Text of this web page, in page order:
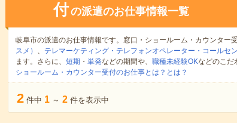
付の派遣のお仕事情報一覧
岐阜市の派遣のお仕事情報です。窓口・ショールーム・カウンター
スメ） 、 テレマーケティング・テレフォンオペレーター・コールセ
ます。さらに、 短期 ・ 単発などの期間や、 職種未経験OKなどのこだ
ショールーム・カウンター受付のお仕事とは？とは？
2 件中 1 ～ 2 件を表示中